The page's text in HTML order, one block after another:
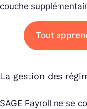
couche
Tout
La gestion des
SAGE Payroll ne se